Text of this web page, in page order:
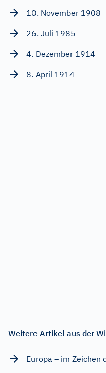
10. November 1908
26. Juli 1985
4. Dezember 1914
8. April 1914
Weitere Artikel aus der
Europa – im